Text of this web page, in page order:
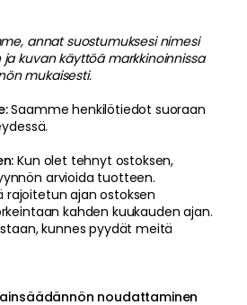
annat suostumuksesi nimesi
kuvan käyttöä markkinoinnissa
mukaisesti.
Saamme henkilötiedot suoraan
Kun olet tehnyt ostoksen,
arvioida tuotteen.
ajan ostoksen
kahden kuukauden ajan.
kunnes pyydät meitä
noudattaminen